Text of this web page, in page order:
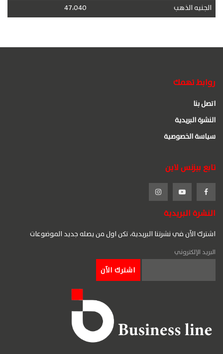
الجنيه الذهب
47،040
روابط تهمك
اتصل بنا
النشرة البريدية
سياسة الخصوصية
تابع بيزنس لاين
النشرة البريدية
اشترك الآن في نشرتنا البريدية، تكن اول من يصله جديد الموضوعات
البريد الإلكتروني